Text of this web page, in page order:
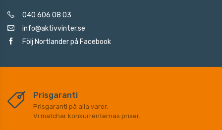
040 606 08 03
info@aktivvinter.se
Följ Nortlander på Facebook
Prisgaranti
Prisgaranti på alla varor.
Vi matchar konkurrenternas priser.